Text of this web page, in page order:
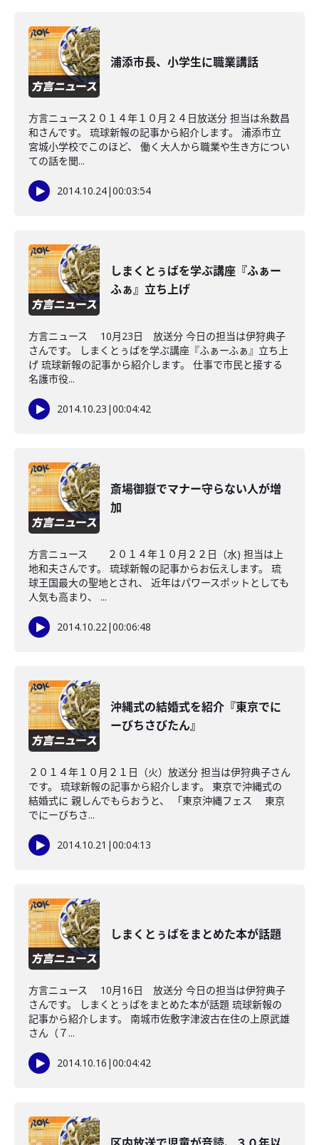
浦添市長、小学生に職業講話
方言ニュース２０１４年１０月２４日放送分 担当は糸数昌
和さんです。 琉球新報の記事から紹介します。 浦添市立
宮城小学校でこのほど、 働く大人から職業や生き方につい
ての話を聞...
2014.10.24|00:03:54
しまくとぅばを学ぶ講座『ふぁー
ふぁ』立ち上げ
方言ニュース 10月23日 放送分 今日の担当は伊狩典子
さんです。 しまくとぅばを学ぶ講座『ふぁーふぁ』立ち上
げ 琉球新報の記事から紹介します。 仕事で市民と接する
名護市役...
2014.10.23 |00:04:42
斎場御嶽でマナー守らない人が増
加
方言ニュース ２０１４年１０月２２日（水) 担当は上
地和夫さんです。 琉球新報の記事からお伝えします。 琉
球王国最大の聖地とされ、 近年はパワースポットとしても
人気も高まり、 ...
2014.10.22|00:06:48
沖縄式の結婚式を紹介『東京でに
ーびちさびたん』
２０１４年１０月２１日（火）放送分 担当は伊狩典子さん
です。 琉球新報の記事から紹介します。 東京で沖縄式の
結婚式に 親しんでもらおうと、 「東京沖縄フェス 東京
でにーびちさ...
2014.10.21 |00:04:13
しまくとぅばをまとめた本が話題
方言ニュース 10月16日 放送分 今日の担当は伊狩典子
さんです。 しまくとぅばをまとめた本が話題 琉球新報の
記事から紹介します。 南城市佐敷字津波古在住の上原武雄
さん（７...
2014.10.16 |00:04:42